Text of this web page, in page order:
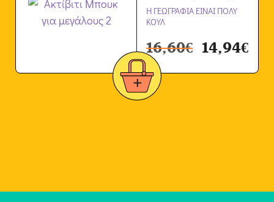
Η ΓΕΩΓΡΑΦΙΑ ΕΙΝΑΙ ΠΟΛΥ
ΚΟΥΛ
16,60€ 14,94€